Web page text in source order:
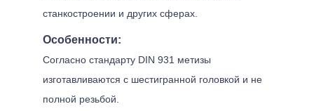
станкостроении и других сферах.
Особенности:
Согласно стандарту DIN 931 метизы
изготавливаются с шестигранной головкой и не
полной резьбой.